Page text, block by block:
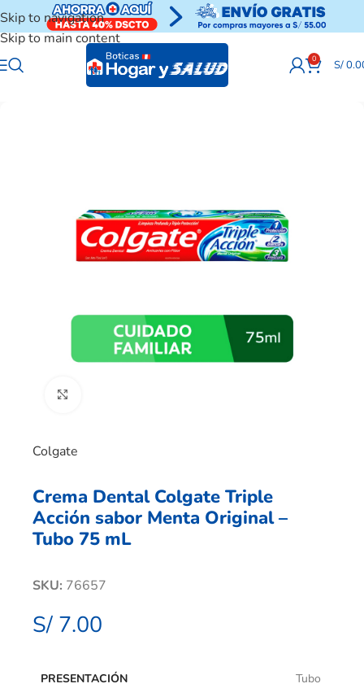
Skip to navigation
Skip to main content
0 S/
Colgate
Crema Dental Colgate Triple
Acción sabor Menta Original –
Tubo 75 mL
SKU: 76657
S/ 7.00
PRESENTACIÓN Tubo